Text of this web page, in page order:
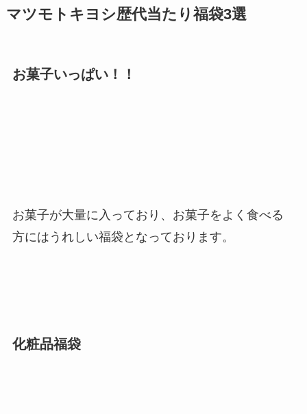
マツモトキヨシ歴代当たり福袋3選
お菓子いっぱい！！
お菓子が大量に入っており 、お菓子をよく食べる
方にはうれしい福袋となっております。
化粧品福袋